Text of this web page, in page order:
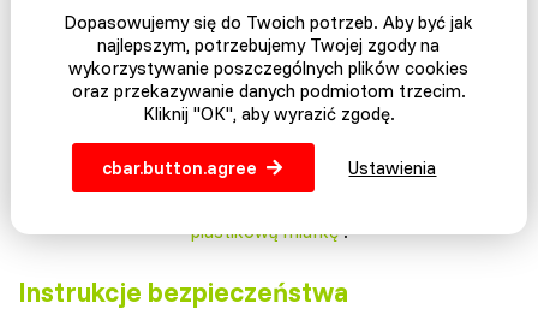
plastikową miarkę.
Instrukcje bezpieczeństwa
Dopasowujemy się do Twoich potrzeb. Aby być jak
najlepszym, potrzebujemy Twojej zgody na
wykorzystywanie poszczególnych plików cookies
oraz przekazywanie danych podmiotom trzecim.
Kliknij "OK", aby wyrazić zgodę.
cbar.button.agree Ustawienia